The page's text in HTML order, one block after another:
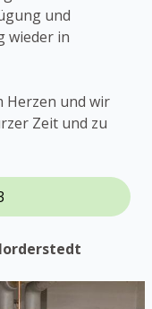
und
wieder in
Herzen und wir
Zeit und zu